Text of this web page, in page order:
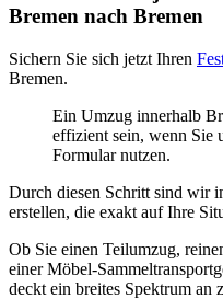
Bremen nach Bremen
Sichern Sie sich jetzt Ihren
Bremen.
Ein Umzug innerhalb
effizient sein, wenn Sie
Formular nutzen.
Durch diesen Schritt sind wir
erstellen, die exakt auf Ihre
Ob Sie einen Teilumzug,
einer Möbel-
deckt ein breites Spektrum an